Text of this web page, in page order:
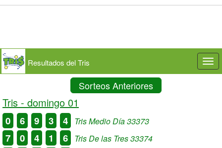
Resultados del Tris
Sorteos Anteriores
Tris - domingo 01
0 6 9 3 4 Tris Medio Día 33373
7 0 4 1 6 Tris De las Tres 33374